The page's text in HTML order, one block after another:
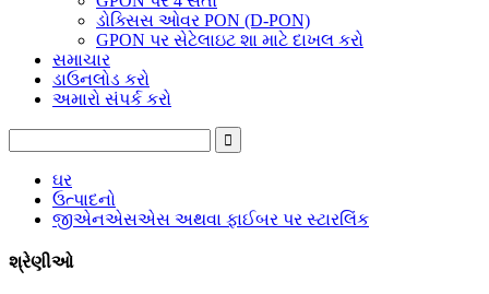
ડોક્સિસ ઓવર PON (D-PON)
GPON પર સેટેલાઇટ શા માટે દાખલ કરો
સમાચાર
ડાઉનલોડ કરો
અમારો સંપર્ક કરો
ઘર
ઉત્પાદનો
જીએનએસએસ અથવા ફાઈબર પર સ્ટારલિંક
શ્રેણીઓ